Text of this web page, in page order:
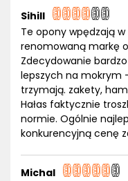
Sihill
Te opony wpędzają
renomowaną markę
Zdecydowanie
lepszych na mokrym
trzymają. zakety,
Hałas faktycznie
normie. Ogólnie
konkurencyjną cenę
Michal